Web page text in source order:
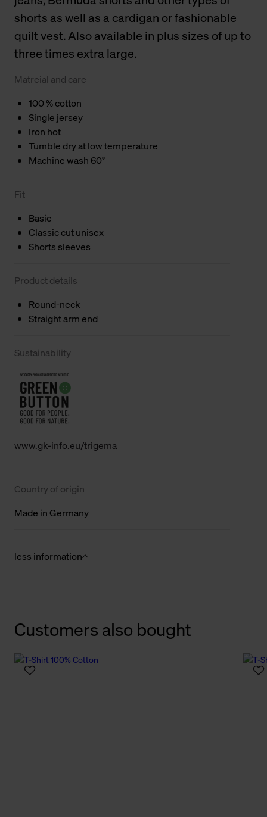
shorts as well as a cardigan or fashionable
quilt vest. Also available in plus sizes of up to
three times extra large.
Matreial and care
100 % cotton
Single jersey
Iron hot
Tumble dry at low temperature
Machine wash 60°
Fit
Basic
Classic cut unisex
Shorts sleeves
Product details
Round-neck
Straight arm end
Sustainability
www.gk-info.eu/trigema
Country of origin
Made in Germany
less information
Customers also bought